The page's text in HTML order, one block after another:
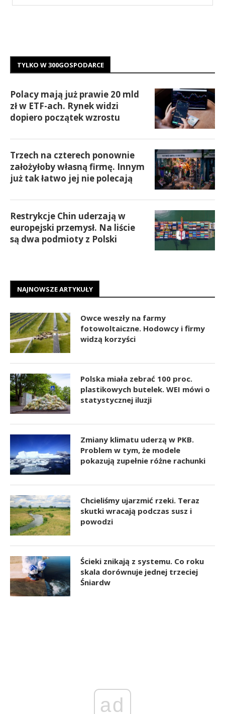
TYLKO W 300GOSPODARCE
Polacy mają już prawie 20 mld
zł w ETF-ach. Rynek widzi
dopiero początek wzrostu
Trzech na czterech ponownie
założyłoby własną firmę. Innym
już tak łatwo jej nie polecają
Restrykcje Chin uderzają w
europejski przemysł. Na liście
są dwa podmioty z Polski
NAJNOWSZE ARTYKUŁY
Owce weszły na farmy
fotowoltaiczne. Hodowcy i firmy
widzą korzyści
Polska miała zebrać 100 proc.
plastikowych butelek. WEI mówi o
statystycznej iluzji
Zmiany klimatu uderzą w PKB.
Problem w tym, że modele
pokazują zupełnie różne rachunki
Chcieliśmy ujarzmić rzeki. Teraz
skutki wracają podczas susz i
powodzi
Ścieki znikają z systemu. Co roku
skala dorównuje jednej trzeciej
Śniardw
ad